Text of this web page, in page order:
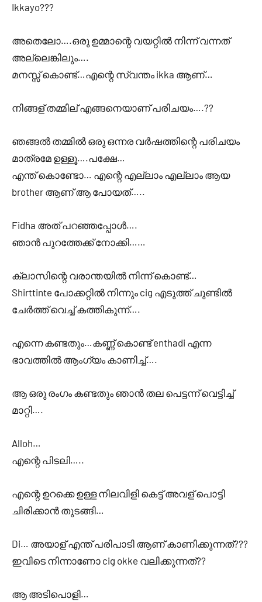
Ikkayo???
അതെലോ….ഒരു ഉമ്മാന്റെ വയറ്റിൽ നിന്ന് വന്നത്
അല്ലെങ്കിലും….
മനസ്സ് കൊണ്ട്…എന്റെ സ്വന്തം ikka ആണ്…
നിങ്ങള് തമ്മില് എങ്ങനെയാണ് പരിചയം….??
ഞങ്ങൽ തമ്മിൽ ഒരു ഒന്നര വർഷത്തിന്റെ പരിചയം
മാത്രമേ ഉള്ളൂ….പക്ഷേ…
എന്ത് കൊണ്ടോ… എന്റെ എല്ലാം എല്ലാം ആയ
brother ആണ് ആ പോയത്…..
Fidha അത് പറഞ്ഞപ്പോൾ….
ഞാൻ പുറത്തേക്ക് നോക്കി……
ക്ലാസിന്റെ വരാന്തയിൽ നിന്ന് കൊണ്ട്…
Shirttinte പോക്കറ്റിൽ നിന്നും cig എടുത്ത് ചുണ്ടിൽ
ചേർത്ത് വെച്ച് കത്തികുന്ന്….
എന്നെ കണ്ടതും…കണ്ണ് കൊണ്ട് enthadi എന്ന
ഭാവത്തിൽ ആംഗ്യം കാണിച്ച്….
ആ ഒരു രംഗം കണ്ടതും ഞാൻ തല പെട്ടന്ന് വെട്ടിച്ച്
മാറ്റി….
Alloh…
എന്റെ പിടലി…..
എന്റെ ഉറക്കെ ഉള്ള നിലവിളി കെട്ട് അവള് പൊട്ടി
ചിരിക്കാൻ തുടങ്ങി…
Di… അയാള് എന്ത് പരിപാടി ആണ് കാണിക്കുന്നത്???
ഇവിടെ നിന്നാണോ cig okke വലിക്കുന്നത്??
ആ അടിപൊളി…